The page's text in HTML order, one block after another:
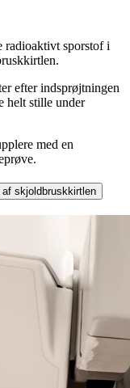
sporstof i
efter indsprøjtningen
helt stille under
med en
skjoldbruskkirtlen